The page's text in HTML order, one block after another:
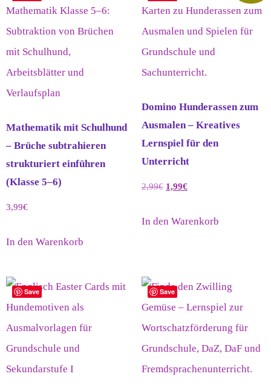
Mathematik mit Schulhund
– Brüche subtrahieren
strukturiert einführen
(Klasse 5–6)
3,99€
In den Warenkorb
Domino Hunderassen zum
Ausmalen – Kreatives
Lernspiel für den
Unterricht
2,99€ 1,99€
In den Warenkorb
Save Save